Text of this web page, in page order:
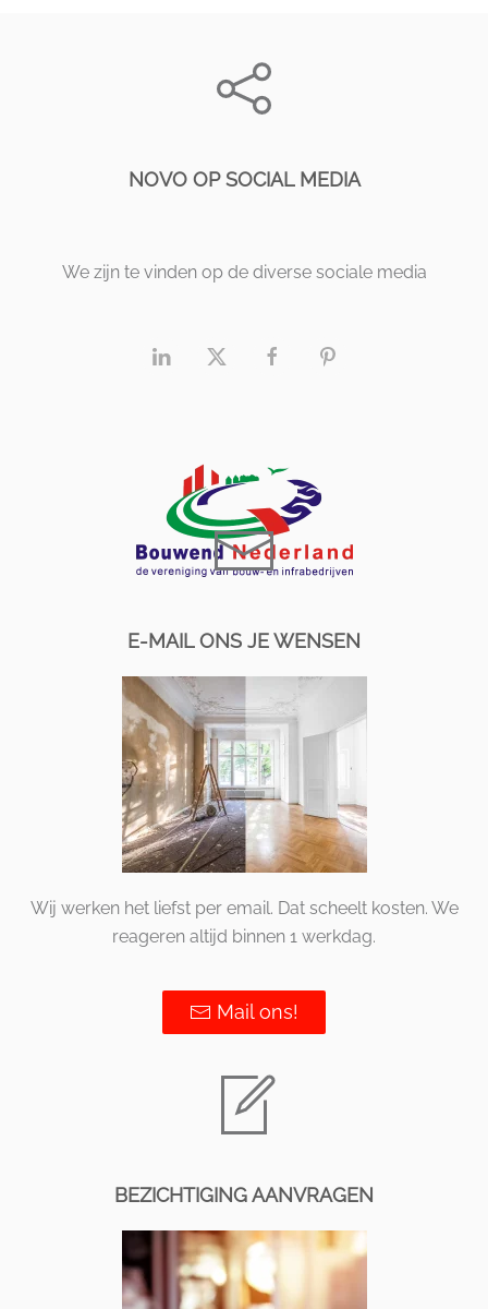
NOVO OP SOCIAL MEDIA
We zijn te vinden op de diverse sociale media
E-MAIL ONS JE WENSEN
Wij werken het liefst per email. Dat scheelt kosten. We
reageren altijd binnen 1 werkdag.
Mail ons!
BEZICHTIGING AANVRAGEN